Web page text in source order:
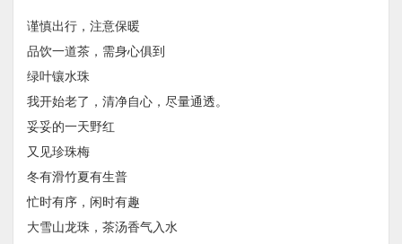
谨慎出行，注意保暖
品饮一道茶，需身心俱到
绿叶镶水珠
我开始老了，清净自心，尽量通透。
妥妥的一天野红
又见珍珠梅
冬有滑竹夏有生普
忙时有序，闲时有趣
大雪山龙珠，茶汤香气入水